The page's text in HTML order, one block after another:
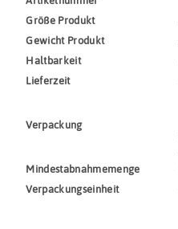
Größe Produkt
Gewicht Produkt
Haltbar­keit
Lieferzeit
Verpackung
Mindestabnahmemenge
Verpackungs­einheit